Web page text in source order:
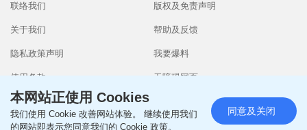
联络我们
关于我们
隐私政策声明
使用条款
版权及免责声明
帮助及反馈
我要爆料
无障碍网页
本网站正使用 Cookies
我们使用 Cookie 改善网站体验。 继续使用我们
的网站即表示您同意我们的 Cookie 政策。
同意及关闭